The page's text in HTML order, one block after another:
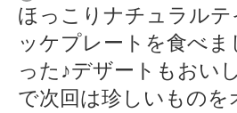
ほっこりナチュラル
ッケプレートを食べ
った♪デザートもおい
で次回は珍しいもの